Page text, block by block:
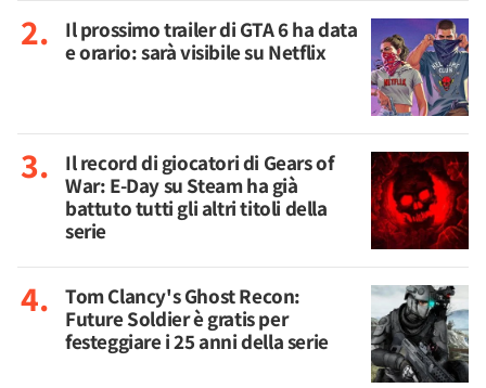
Il prossimo trailer di GTA 6 ha data
e orario: sarà visibile su Netflix
Il record di giocatori di Gears of
War: E-Day su Steam ha già
battuto tutti gli altri titoli della
serie
Tom Clancy's Ghost Recon:
Future Soldier è gratis per
festeggiare i 25 anni della serie